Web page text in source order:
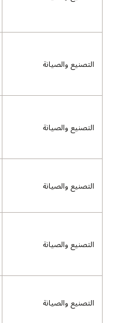
التصنيع والصيانة
التصنيع والصيانة
التصنيع والصيانة
التصنيع والصيانة
التصنيع والصيانة